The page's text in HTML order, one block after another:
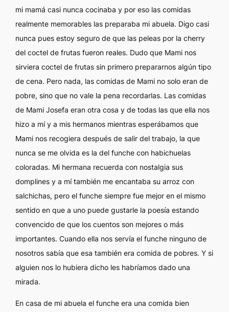
mi mamá casi nunca cocinaba y por eso las comidas
realmente memorables las preparaba mi abuela. Digo casi
nunca pues estoy seguro de que las peleas por la cherry
del coctel de frutas fueron reales. Dudo que Mami nos
sirviera coctel de frutas sin primero prepararnos algún tipo
de cena. Pero nada, las comidas de Mami no solo eran de
pobre, sino que no vale la pena recordarlas. Las comidas
de Mami Josefa eran otra cosa y de todas las que ella nos
hizo a mí y a mis hermanos mientras esperábamos que
Mami nos recogiera después de salir del trabajo, la que
nunca se me olvida es la del funche con habichuelas
coloradas. Mi hermana recuerda con nostalgia sus
domplines y a mí también me encantaba su arroz con
salchichas, pero el funche siempre fue mejor en el mismo
sentido en que a uno puede gustarle la poesía estando
convencido de que los cuentos son mejores o más
importantes. Cuando ella nos servía el funche ninguno de
nosotros sabía que esa también era comida de pobres. Y si
alguien nos lo hubiera dicho les habríamos dado una
mirada.
En casa de mi abuela el funche era una comida bien